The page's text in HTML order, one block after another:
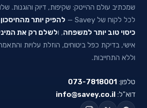
שמכתיב עולם ההייטק: שקיפות, דיוק והוגנות.
לכל לקוח של Savey —
להפיק יותר
כיסוי טוב יותר למשפחה, ולשלם רק את
אישי, בדיקת כפל ביטוחים, הוזלת עלויות
וללא התחייבות.
טלפון: 073-7818001
דוא"ל: info@savey.co.il